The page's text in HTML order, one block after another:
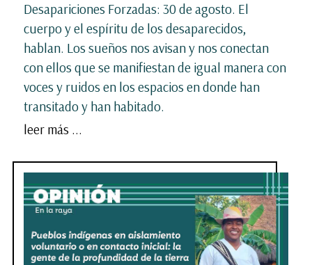
Desapariciones Forzadas: 30 de agosto. El
cuerpo y el espíritu de los desaparecidos,
hablan. Los sueños nos avisan y nos conectan
con ellos que se manifiestan de igual manera con
voces y ruidos en los espacios en donde han
transitado y han habitado.
leer más ...